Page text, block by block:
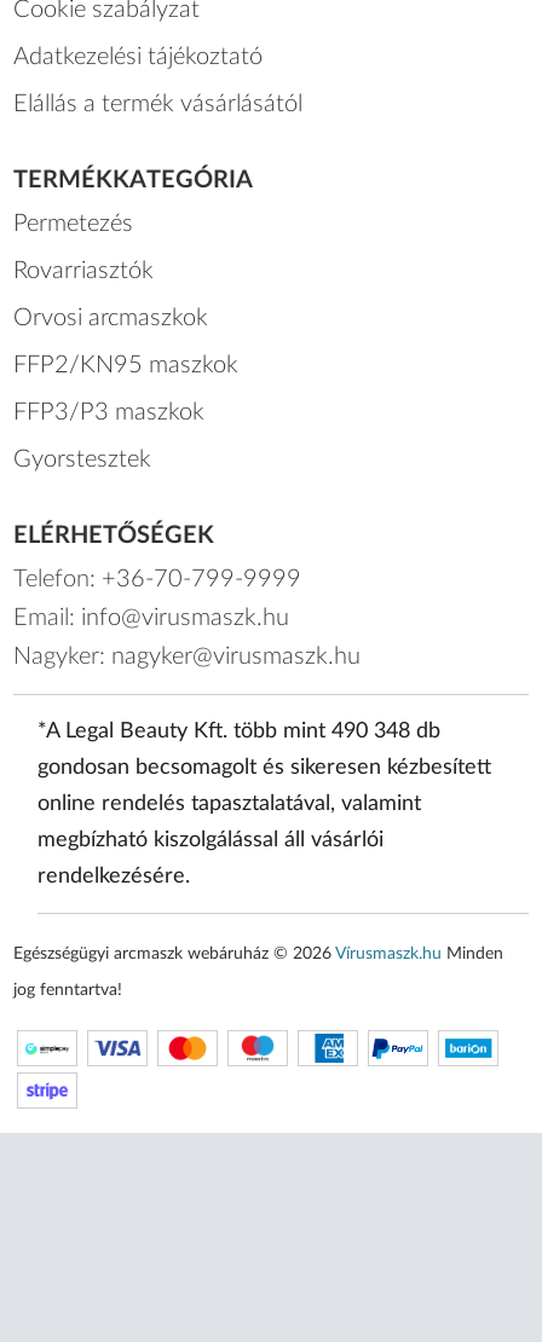
Cookie szabályzat
Adatkezelési tájékoztató
Elállás a termék vásárlásától
TERMÉKKATEGÓRIA
Permetezés
Rovarriasztók
Orvosi arcmaszkok
FFP2/KN95 maszkok
FFP3/P3 maszkok
Gyorstesztek
ELÉRHETŐSÉGEK
Telefon: +36-70-799-9999
Email: info@virusmaszk.hu
Nagyker: nagyker@virusmaszk.hu
*A Legal Beauty Kft. több mint 490 348 db
gondosan becsomagolt és sikeresen kézbesített
online rendelés tapasztalatával, valamint
megbízható kiszolgálással áll vásárlói
rendelkezésére.
Egészségügyi arcmaszk webáruház © 2026Vírusmaszk.hu Minden
jog fenntartva!